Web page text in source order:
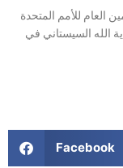
العام للأمم المتحدة
الله السيستاني في
Facebook